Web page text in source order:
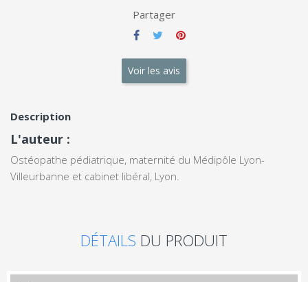
Partager
Voir les avis
Description
L'auteur :
Ostéopathe pédiatrique, maternité du Médipôle Lyon-
Villeurbanne et cabinet libéral, Lyon.
DÉTAILS DU PRODUIT